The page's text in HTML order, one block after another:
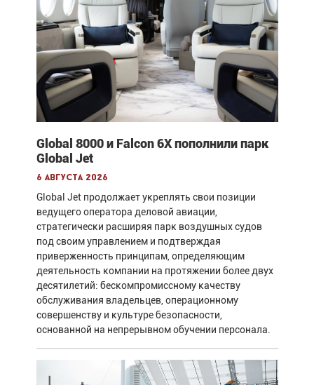
Global 8000 и Falcon 6X пополнили парк
Global Jet
6 августа 2026
Global Jet продолжает укреплять свои позиции
ведущего оператора деловой авиации,
стратегически расширяя парк воздушных судов
под своим управлением и подтверждая
приверженность принципам, определяющим
деятельность компании на протяжении более двух
десятилетий: бескомпромиссному качеству
обслуживания владельцев, операционному
совершенству и культуре безопасности,
основанной на непрерывном обучении персонала.